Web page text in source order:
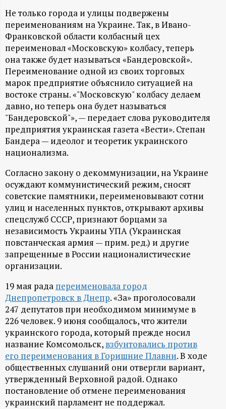
о
р
м
а
ц
и
о
н
н
ы
й
п
о
р
т
а
л
Не только города и улицы подвержены
переименованиям на Украине. Так, в Ивано-
Франковской области колбасный цех
переименовал «Московскую» колбасу, теперь
она также будет называться «Бандеровской».
Переименование одной из своих торговых
марок предприятие объяснило ситуацией на
востоке страны. «"Московскую" колбасу делаем
давно, но теперь она будет называться
"Бандеровской"», — передает слова руководителя
предприятия украинская газета «Вести». Степан
Бандера — идеолог и теоретик украинского
национализма.
Согласно закону о декоммунизации, на Украине
осуждают коммунистический режим, сносят
советские памятники, переименовывают сотни
улиц и населенных пунктов, открывают архивы
спецслужб СССР, признают борцами за
независимость Украины УПА (Украинская
повстанческая армия — прим. ред.) и другие
запрещенные в России националистические
организации.
19 мая рада переименовала город
Днепропетровск в Днепр. «За» проголосовали
247 депутатов при необходимом минимуме в
226 человек. 9 июня сообщалось, что жители
украинского города, который прежде носил
название Комсомольск, взбунтовались против
его переименования в Горишние Плавни. В ходе
общественных слушаний они отвергли вариант,
утвержденный Верховной радой. Однако
постановление об отмене переименования
украинский парламент не поддержал.